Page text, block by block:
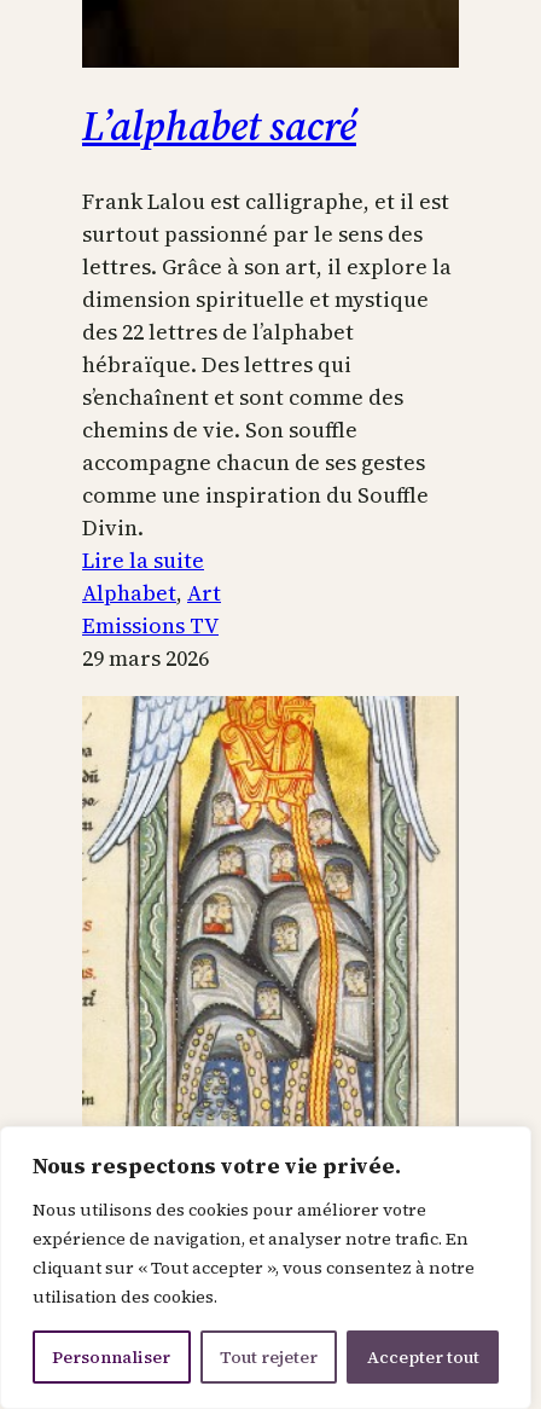
Nous respectons votre vie privée.
Nous utilisons des cookies pour améliorer votre
expérience de navigation, et analyser notre trafic. En
cliquant sur « Tout accepter », vous consentez à notre
utilisation des cookies.
Personnaliser Tout rejeter Accepter tout
L’alphabet sacré
Frank Lalou est calligraphe, et il est
surtout passionné par le sens des
lettres. Grâce à son art, il explore la
dimension spirituelle et mystique
des 22 lettres de l’alphabet
hébraïque. Des lettres qui
s’enchaînent et sont comme des
chemins de vie. Son souffle
accompagne chacun de ses gestes
comme une inspiration du Souffle
Divin.
Lire la suite
L’alphabet
sacré
Alphabet, Art
Emissions TV
29 mars 2026
Dieu dans le Christ,
recherche l’homme et
le renouvelle